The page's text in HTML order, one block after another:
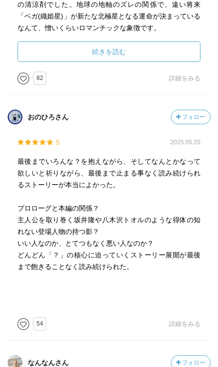
の清涼剤でした。地球の地軸のズレの関係で、遠い将来
「ベガ(織姫星)」が新たな北極星となる運命が決まっている
なんて、憎いくらいロマンチックな象徴です。
悲しい運命に抗い、苦境の中に存在する希望を信じ、求
めていこうとする終末は圧巻で、救われた気になりまし
た。伊岡瞬さんの他作品も、折に触れ読んでみたくなる絶
品物語でした。
続きを読む
82 詳細をみる
おのひろさん フォロー
5 2025.05.20
最後までいろんな？を抱えながら、そしてなんとかなって
欲しいと祈りながら、最後まで止まる事なく読み続けられ
るストーリーが本当によかった。
プロローグと本編の関係？
主人公を取り巻く坂井隆や八木沢トオルのような得体の知
れない登場人物の持つ影？
いい人なのか、とてつもなく悪い人なのか？
どんどん「？」の核心に迫っていくストーリー展開が最後
まで飽きることなく読み続けられた。
54 詳細をみる
なんなんさん フォロー